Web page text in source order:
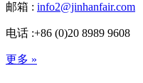
邮箱 : info2@jinhanfair.com
电话 :+86 (0)20 8989 9608
更多 »